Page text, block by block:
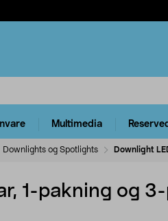
Multimedia
Downlights og Spotlights Downlight
1-pakning og